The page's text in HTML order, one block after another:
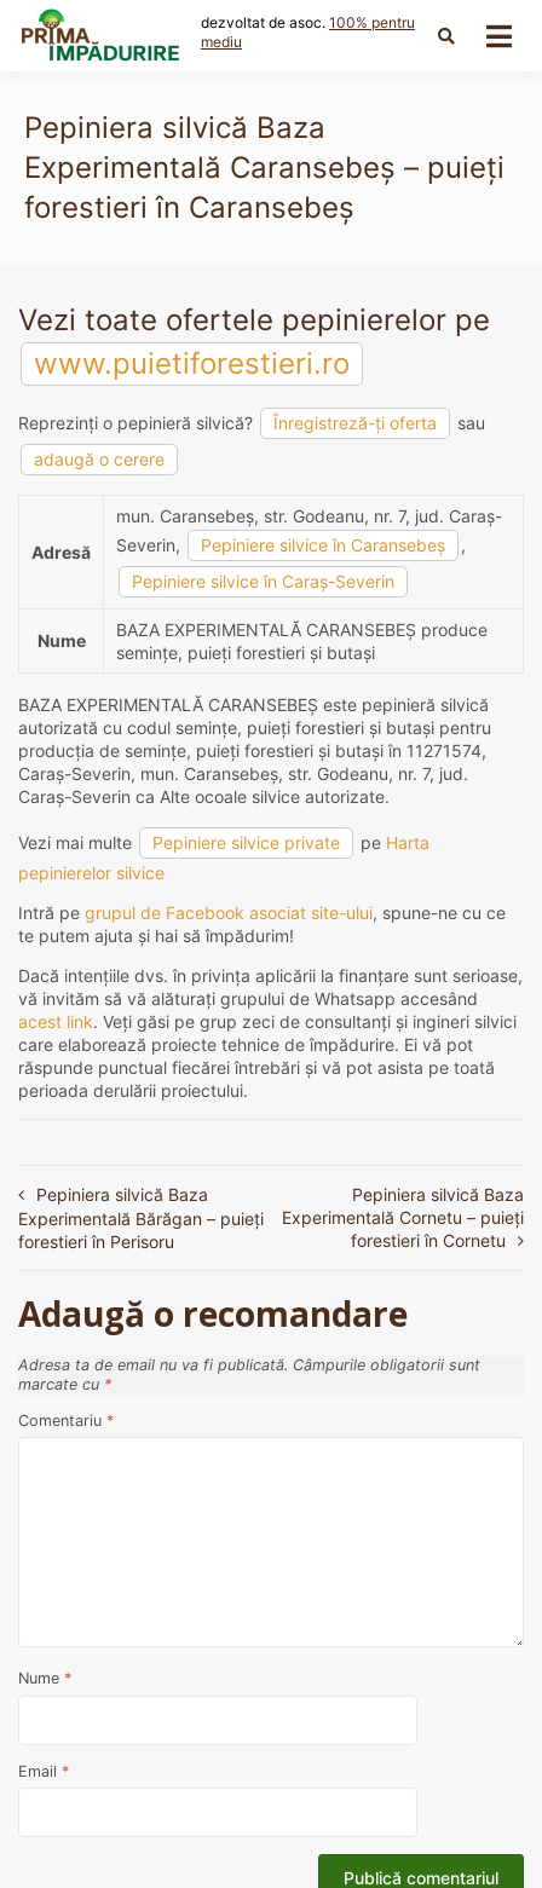
content
dezvoltat de asoc. 100% pentru
mediu
Pepiniera silvică Baza
Experimentală Caransebeș – puieți
forestieri în Caransebeș
Vezi toate ofertele pepinierelor pe
www.puietiforestieri.ro
Reprezinți o pepinieră silvică? Înregistreză-ți oferta
sau
adaugă o cerere
Adresă
mun. Caransebeș, str. Godeanu, nr. 7, jud. Caraș-
Severin,
Pepiniere silvice în Caransebeș
,
Pepiniere silvice în Caraş-Severin
Nume
BAZA EXPERIMENTALĂ CARANSEBEȘ produce
semințe, puieți forestieri și butași
BAZA EXPERIMENTALĂ CARANSEBEȘ este pepinieră silvică
autorizată cu codul semințe, puieți forestieri și butași pentru
producția de semințe, puieți forestieri și butași în 11271574,
Caraș-Severin, mun. Caransebeș, str. Godeanu, nr. 7, jud.
Caraș-Severin ca Alte ocoale silvice autorizate.
Vezi mai multe Pepiniere silvice private pe Harta
pepinierelor silvice
Intră pe grupul de Facebook asociat site-ului, spune-ne cu ce
te putem ajuta și hai să împădurim!
Dacă intențiile dvs. în privința aplicării la finanțare sunt serioase,
vă invităm să vă alăturați grupului de Whatsapp accesând
acest link. Veți găsi pe grup zeci de consultanți și ingineri silvici
care elaborează proiecte tehnice de împădurire. Ei vă pot
răspunde punctual fiecărei întrebări și vă pot asista pe toată
perioada derulării proiectului.
Navigare
în
Pepiniera silvică Baza
Experimentală Bărăgan – puieți
forestieri în Perisoru
Pepiniera silvică Baza
Experimentală Cornetu – puieți
forestieri în Cornetu
Adaugă o recomandare
Adresa ta de email nu va fi publicată. Câmpurile obligatorii sunt
marcate cu *
Comentariu *
Nume *
Email *